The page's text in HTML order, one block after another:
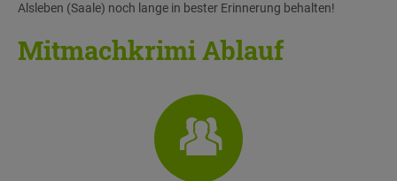
Alsleben (Saale) noch lange in bester Erinnerung behalten!
Mitmachkrimi Ablauf